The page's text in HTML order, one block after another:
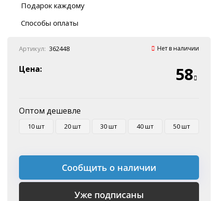
Автобусы (по ЮФО)
“BlaBlaCar” (по ЮФО)
Подарок каждому
Способы оплаты
Наличные
Эквайринг
Артикул: 362448 Нет в наличии
Цена: 58
Оптом дешевле
10 шт 20 шт 30 шт 40 шт 50 шт
Сообщить о наличии
Уже подписаны